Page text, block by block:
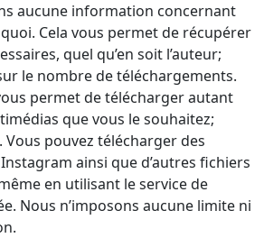
aucune information concernant
Cela vous permet de récupérer
quel qu’en soit l’auteur;
le nombre de téléchargements.
permet de télécharger autant
que vous le souhaitez;
pouvez télécharger des
ainsi que d’autres fichiers
en utilisant le service de
Nous n’imposons aucune limite ni